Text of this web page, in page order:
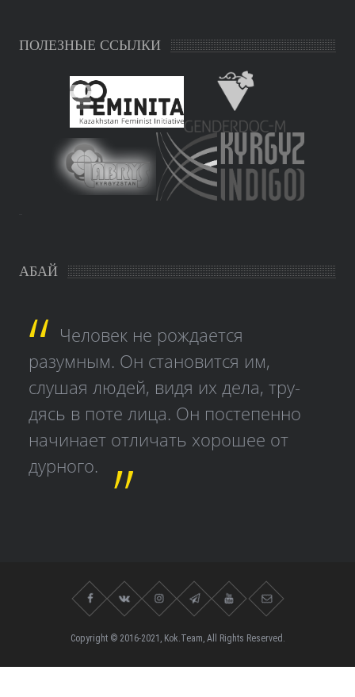
ПОЛЕЗНЫЕ ССЫЛКИ
АБАЙ
Человек не рождается
разумным. Он становится им,
слушая людей, видя их дела, тру­
дясь в поте лица. Он постепенно
начинает отличать хорошее от
дурного.
Copyright © 2016-2021, Kok.Team, All Rights Reserved.